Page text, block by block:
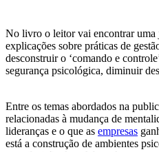
No livro o leitor vai encontrar
explicações sobre práticas de
desconstruir o ‘comando e
segurança psicológica, diminuir
Entre os temas abordados na
relacionadas à mudança de
lideranças e o que as empresas
está a construção de ambientes